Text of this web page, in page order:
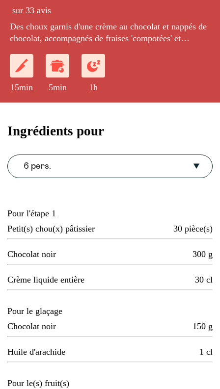
sur 33 avis
Des choux garnis d'une crème au chocolat et nappés de
chocolat, accompagnés de fraises 'compotées' et
15min 5min 1h
Ingrédients pour
6 pers.
Pour l'étape 1
Petit(s) chou(x) pâtissier
30 pièce(s)
Chocolat noir 300 g
Crème liquide entière 30 cl
Pour le glaçage
Chocolat noir
150 g
Huile d'arachide 1 cl
Pour le(s) fruit(s)